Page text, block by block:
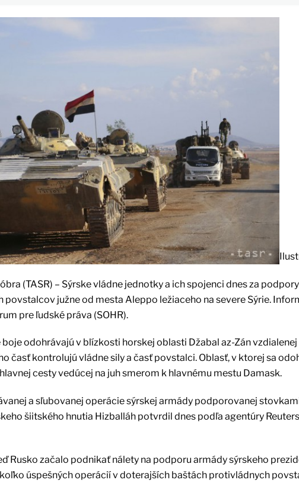
(TASR) – Sýrske vládne jednotky a ich spojenci dnes za
južne od mesta Aleppo ležiaceho na severe Sýrie.
pre ľudské práva (SOHR).
boje odohrávajú v blízkosti horskej oblasti Džabal az-Zán
časť kontrolujú vládne sily a časť povstalci. Oblasť, v ktorej sa
cesty vedúcej na juh smerom k hlavnému mestu Damask.
a sľubovanej operácie sýrskej armády podporovanej
šiitského hnutia Hizballáh potvrdil dnes podľa agentúry
Rusko začalo podnikať nálety na podporu armády sýrskeho
úspešných operácií v doterajších baštách protivládnych